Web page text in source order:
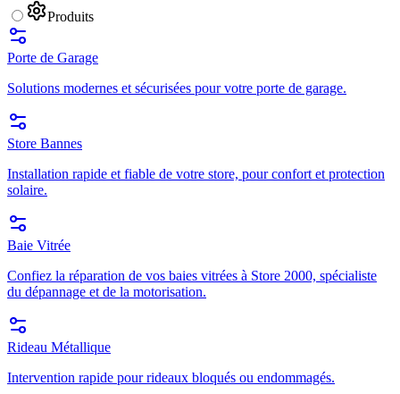
Produits
Porte de Garage
Solutions modernes et sécurisées pour votre porte de garage.
Store Bannes
Installation rapide et fiable de votre store, pour confort et protection
solaire.
Baie Vitrée
Confiez la réparation de vos baies vitrées à Store 2000, spécialiste
du dépannage et de la motorisation.
Rideau Métallique
Intervention rapide pour rideaux bloqués ou endommagés.